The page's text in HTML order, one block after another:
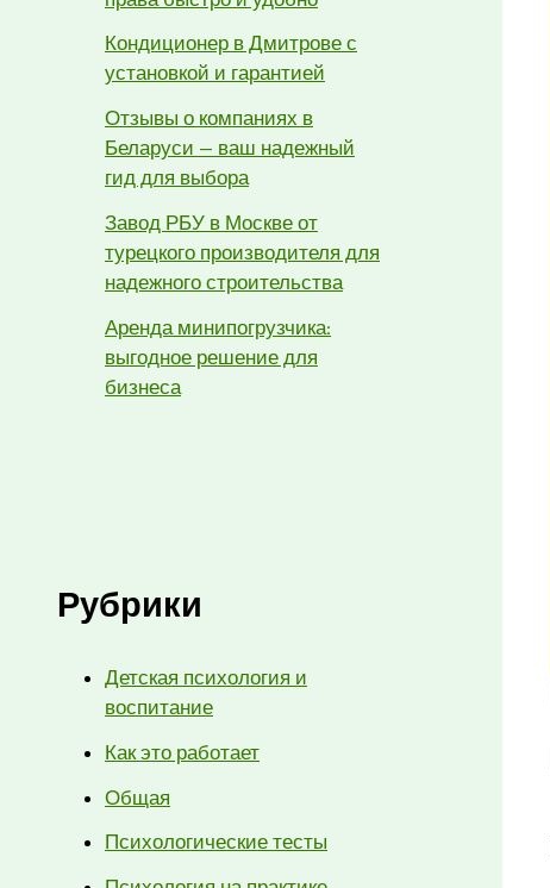
Кондиционер в Дмитрове с
установкой и гарантией
Отзывы о компаниях в
Беларуси — ваш надежный
гид для выбора
Завод РБУ в Москве от
турецкого производителя для
надежного строительства
Аренда минипогрузчика:
выгодное решение для
бизнеса
Рубрики
Детская психология и
воспитание
Как это работает
Общая
Психологические тесты